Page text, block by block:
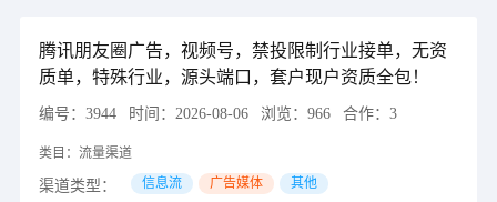
腾讯朋友圈广告，视频号，禁投限制行业接单，无资
质单，特殊行业，源头端口，套户现户资质全包！
编号： 3944 时间： 2026-08-06 浏览： 966 合作： 3
类目： 流量渠道
渠道类型： 信息流 广告媒体 其他